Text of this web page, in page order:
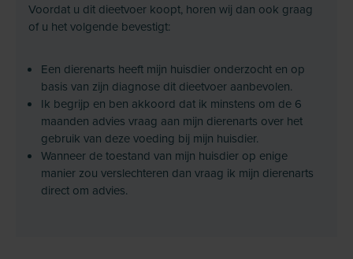
Voordat u dit dieetvoer koopt, horen wij dan ook graag
of u het volgende bevestigt:
Een dierenarts heeft mijn huisdier onderzocht en op
basis van zijn diagnose dit dieetvoer aanbevolen.
Ik begrijp en ben akkoord dat ik minstens om de 6
maanden advies vraag aan mijn dierenarts over het
gebruik van deze voeding bij mijn huisdier.
Wanneer de toestand van mijn huisdier op enige
manier zou verslechteren dan vraag ik mijn dierenarts
direct om advies.